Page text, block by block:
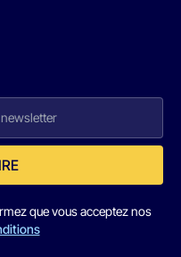
que vous acceptez nos